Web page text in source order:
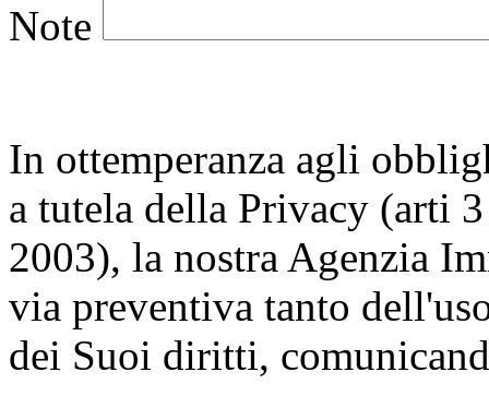
Note
In ottemperanza agli
a tutela della Privacy (arti
2003), la nostra Agenzia
via preventiva tanto
dei Suoi diritti,